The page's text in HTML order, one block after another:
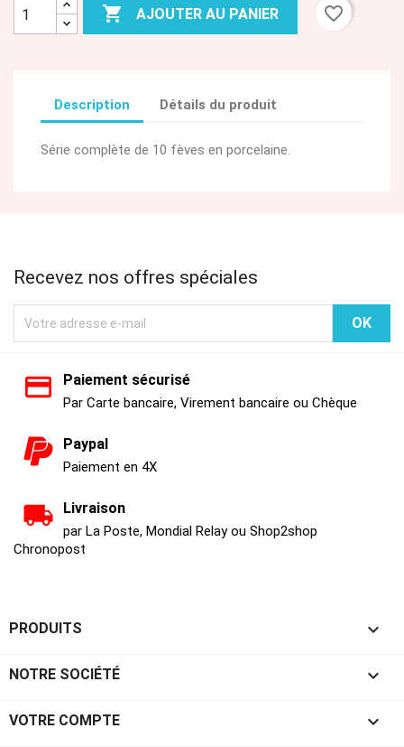
 AJOUTER AU PANIER favorite_border
Description Détails du produit
Série complète de 10 fèves en porcelaine.
Recevez nos offres spéciales
Paiement sécurisé
Par Carte bancaire, Virement bancaire ou Chèque
Paypal
Paiement en 4X
Livraison
par La Poste, Mondial Relay ou Shop2shop
Chronopost
PRODUITS 
NOTRE SOCIÉTÉ 
VOTRE COMPTE 